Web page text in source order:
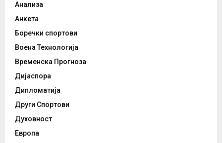
Анализа
Анкета
Боречки спортови
Воена Технологија
Временска Прогноза
Дијаспора
Дипломатија
Други Спортови
Духовност
Европа